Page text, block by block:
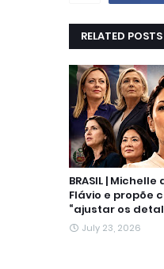
RELATED POSTS
BRASIL |
Flávio e propõe
“ajustar os
July 23, 2026